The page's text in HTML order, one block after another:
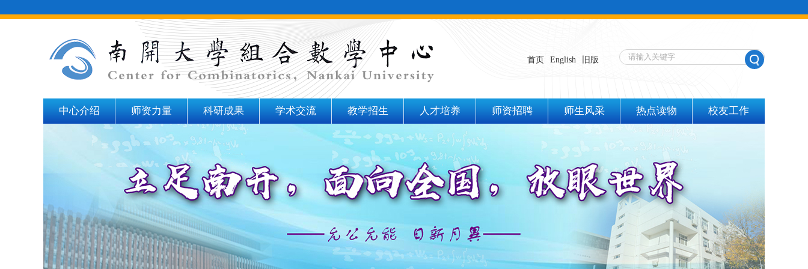
首页 English 旧版
中心介绍 师资力量 科研成果 学术交流 教学招生 人才培养 师资招聘 师生风采 热点读物 校友工作